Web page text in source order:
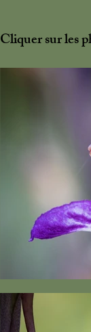
Cliquer sur les